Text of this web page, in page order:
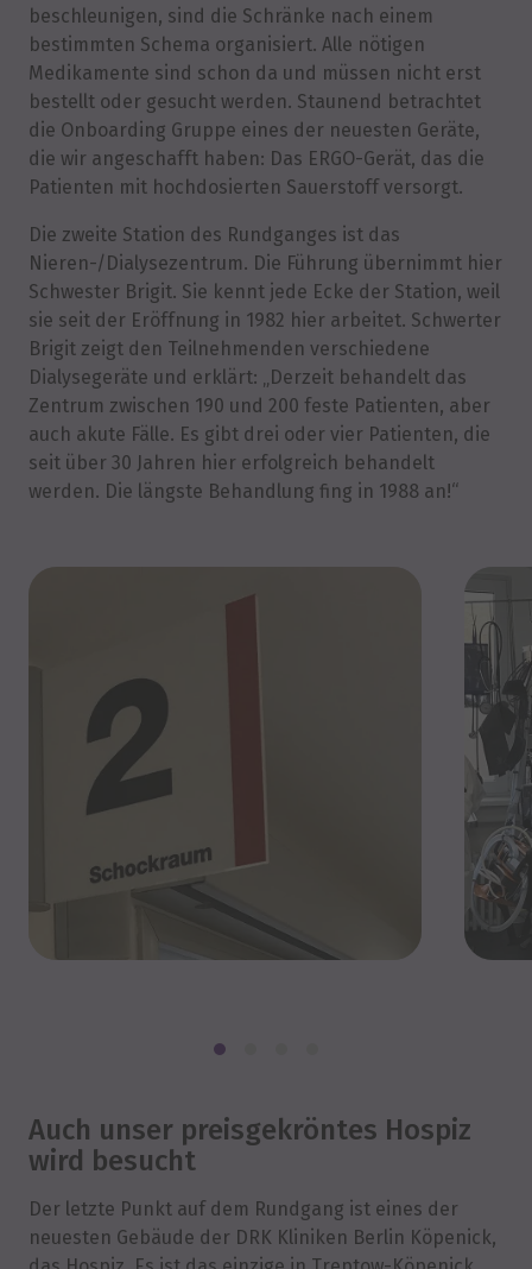
beschleunigen, sind die Schränke nach einem
bestimmten Schema organisiert. Alle nötigen
Medikamente sind schon da und müssen nicht erst
bestellt oder gesucht werden. Staunend betrachtet
die Onboarding Gruppe eines der neuesten Geräte,
die wir angeschafft haben: Das ERGO-Gerät, das die
Patienten mit hochdosierten Sauerstoff versorgt.
Die zweite Station des Rundganges ist das
Nieren-/Dialysezentrum. Die Führung übernimmt hier
Schwester Brigit. Sie kennt jede Ecke der Station, weil
sie seit der Eröffnung in 1982 hier arbeitet. Schwerter
Brigit zeigt den Teilnehmenden verschiedene
Dialysegeräte und erklärt: „Derzeit behandelt das
Zentrum zwischen 190 und 200 feste Patienten, aber
auch akute Fälle. Es gibt drei oder vier Patienten, die
seit über 30 Jahren hier erfolgreich behandelt
werden. Die längste Behandlung fing in 1988 an!“
Auch unser preisgekröntes Hospiz
wird besucht
Der letzte Punkt auf dem Rundgang ist eines der
neuesten Gebäude der DRK Kliniken Berlin Köpenick,